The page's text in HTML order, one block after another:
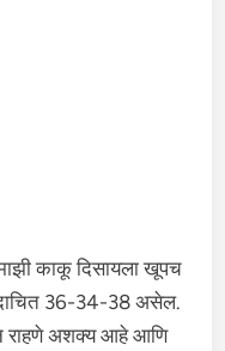
काकू दिसायला खूपच
36-34-38 असेल.
न राहणे अशक्य आहे आणि